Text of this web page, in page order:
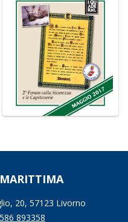
20, 57123 Livorno
893358